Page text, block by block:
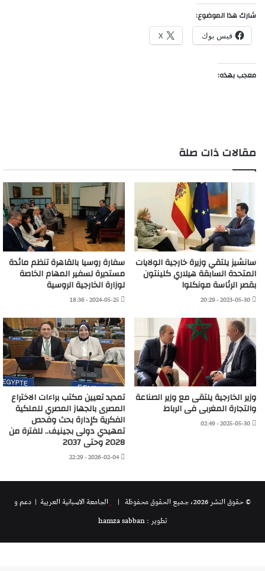
شارك هذا الموضوع:
فيس بوك X
معجب بهذه:
مقالات ذات صلة
سانشيز يلتقي وزيرة خارجية الولايات
المتحدة السابقة هيلاري كلينتون
بقصر الرئاسة مونكلوا
2023-05-30 - 20:29
سفارة روسيا بالقاهرة تنظم مائدة
مستديرة لسفير المهام الخاصة
لوزارة الخارجية الروسية
2024-05-25 - 18:36
وزير الخارجية يلتقى مع وزير الصناعة
والتجارة المغربى فى الرباط
2025-05-30 - 02:49
تمديد تعيين مكتب براءات الاختراع
المصرى بالجهاز المصري للملكية
الفكرية كإدارة بحث وفحص
تمهيدي دولى بجينيف.. للفترة من
2028 وحتى 2037
2026-02-04 - 22:29
© حقوق النشر 2026، جميع الحقوق محفوظة | الجامعة الاسبانية العريية | دعم و
تطوير : hamza sabban